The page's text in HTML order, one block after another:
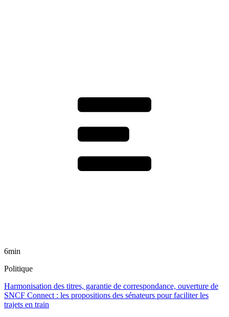
6min
Politique
Harmonisation des titres, garantie de correspondance, ouverture de
SNCF Connect : les propositions des sénateurs pour faciliter les
trajets en train